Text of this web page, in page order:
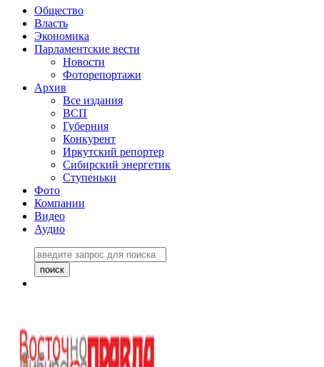
Общество
Власть
Экономика
Парламентские вести
Новости
Фоторепортажи
Архив
Все издания
ВСП
Губерния
Конкурент
Иркутский репортер
Сибирский энергетик
Ступеньки
Фото
Компании
Видео
Аудио